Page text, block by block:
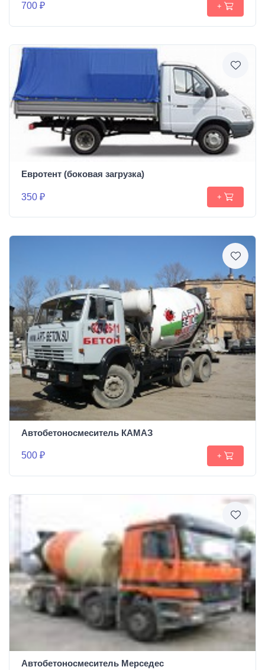
700 ₽ +
Евротент (боковая загрузка)
350 ₽ +
Автобетоносмеситель КАМАЗ
500 ₽ +
Автобетоносмеситель Мерседес